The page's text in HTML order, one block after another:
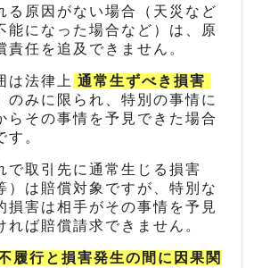
る原因がない場合（天災など
能になった場合など）は、原
責任を追及できません。
は法律上 通常生ずべき損害
のみに限られ、特別の事情に
らその事情を予見できた場合
す。
で取引先に通常生じる損害
）は賠償対象ですが、特別な
損害は相手がその事情を予見
れば賠償請求できません。
履行と損害発生の間に因果関